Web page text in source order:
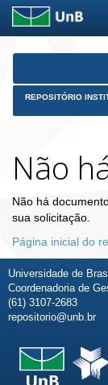
Skip
REPOSITÓRIO
Não
Não há
sua solicitação.
Página inicial do
Universidade de
Coordenadoria de
(61) 3107-2683
repositorio@unb.br